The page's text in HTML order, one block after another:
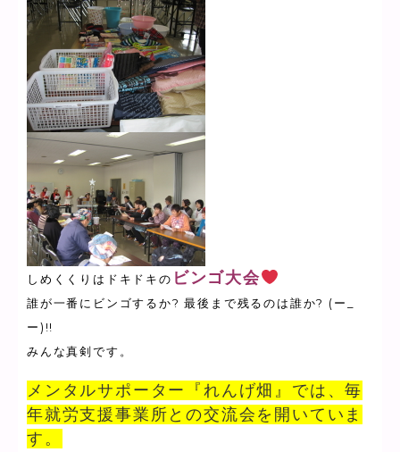
しめくくりはドキドキの ビンゴ大会
誰が一番にビンゴするか? 最後まで残るのは誰か? (ー_
ー)!!
みんな真剣です。
メンタルサポーター『れんげ畑』では、毎
年就労支援事業所との交流会を開いていま
す。